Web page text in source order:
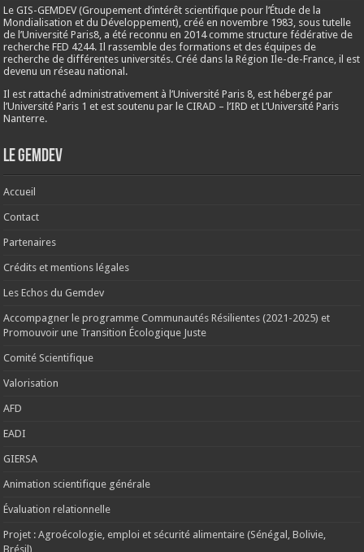
Le GIS-GEMDEV (Groupement d’intérêt scientifique pour l’Étude de la
Mondialisation et du Développement), créé ennovembre 1983 , sous tutelle
de l’Université Paris8, a été reconnu en 2014 comme structure fédérative de
recherche FED 4244. Il rassemble des formations et des équipes de
recherche de différentes universités. Créé dans la Région Ile-de-France, il est
devenu un réseau national.
Il est rattaché administrativement à l’Université Paris 8, est hébergé par
l’Université Paris 1 et est soutenu par le CIRAD – l’IRD et L’Université Paris
Nanterre.
Le Gemdev
Accueil
Contact
Partenaires
Crédits et mentions légales
Les Echos du Gemdev
Accompagner le programme Communautés Résilientes (2021-2025) et
Promouvoir une Transition Écologique Juste
Comité Scientifique
Valorisation
AFD
EADI
GIERSA
Animation scientifique générale
Évaluation relationnelle
Projet : Agroécologie, emploi et sécurité alimentaire (Sénégal, Bolivie,
Brésil)